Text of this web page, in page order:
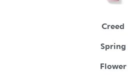
Creed
Spring
Flower